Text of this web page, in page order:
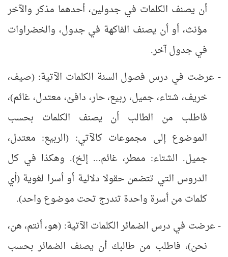
أن يصنف الكلمات في جدولين، أحدهما مذكر والآخر
مؤنث، أو أن يصنف الفاكهة في جدول، والخضراوات
في جدول آخر.
- عرضت في درس فصول السنة الكلمات الآتية: (صيف،
خريف، شتاء، جميل، ربيع، حار، دافئ، معتدل، غائم)،
فاطلب من الطالب أن يصنف الكلمات بحسب
الموضوع إلى مجموعات كالآتي: (الربيع: معتدل،
جميل. الشتاء: ممطر، غائم... إلخ). وهكذا في كل
الدروس التي تتضمن حقولا دلالية أو أسرا لغوية (أي
كلمات من أسرة واحدة تندرج تحت موضوع واحد).
- عرضت في درس الضمائر الكلمات الآتية: (هو، أنتم، هن،
نحن)، فاطلب من طالبك أن يصنف الضمائر بحسب